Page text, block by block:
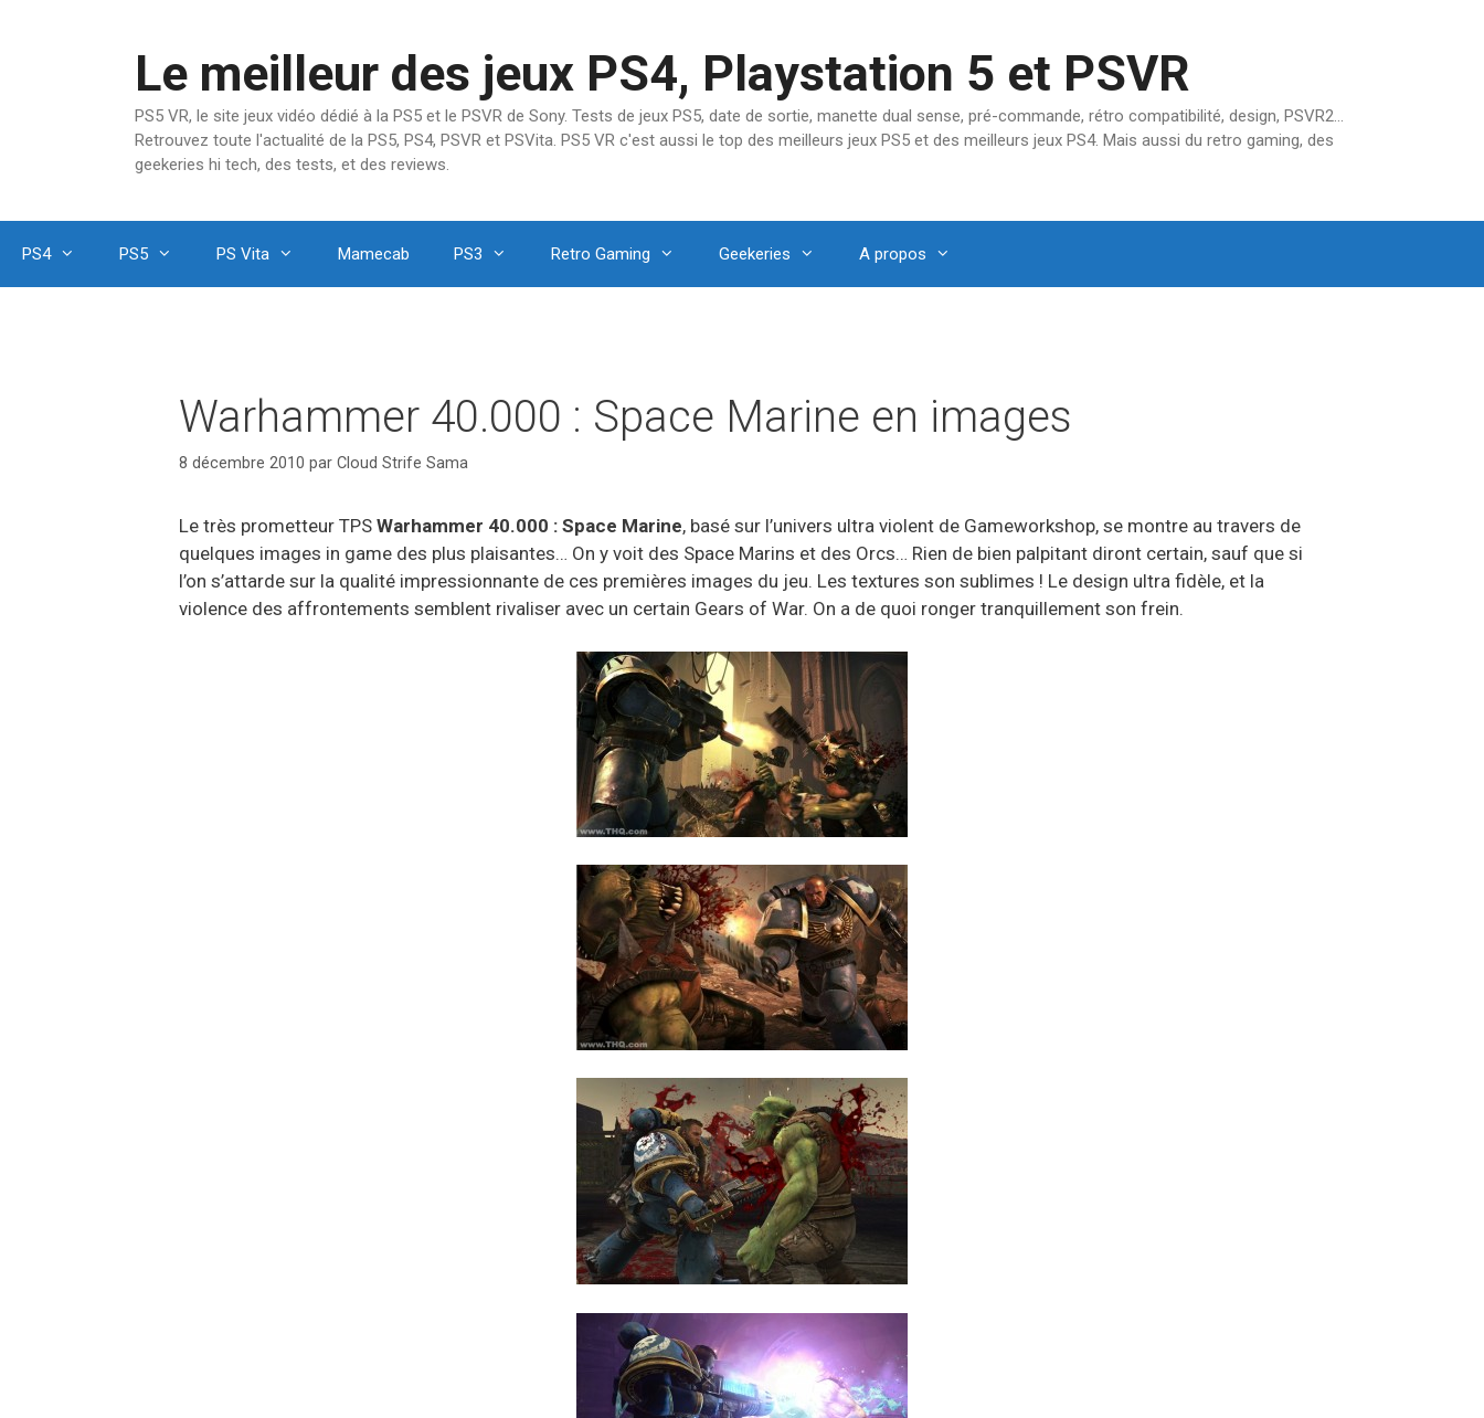
Le meilleur des jeux PS4, Playstation 5 et PSVR
PS5 VR, le site jeux vidéo dédié à la PS5 et le PSVR de Sony. Tests de jeux PS5, date de sortie, manette dual sense, pré-commande, rétro compatibilité, design, PSVR2…
Retrouvez toute l'actualité de la PS5, PS4, PSVR et PSVita. PS5 VR c'est aussi le top des meilleurs jeux PS5 et des meilleurs jeux PS4. Mais aussi du retro gaming, des
geekeries hi tech, des tests, et des reviews.
PS4 PS5 PS Vita Mamecab PS3 Retro Gaming Geekeries A propos
Warhammer 40.000 : Space Marine en images
8 décembre 2010 par Cloud Strife Sama
Le très prometteur TPS Warhammer 40.000 : Space Marine, basé sur l’univers ultra violent de Gameworkshop, se montre au travers de
quelques images in game des plus plaisantes… On y voit des Space Marins et des Orcs… Rien de bien palpitant diront certain, sauf que si
l’on s’attarde sur la qualité impressionnante de ces premières images du jeu. Les textures son sublimes ! Le design ultra fidèle, et la
violence des affrontements semblent rivaliser avec un certain Gears of War. On a de quoi ronger tranquillement son frein.